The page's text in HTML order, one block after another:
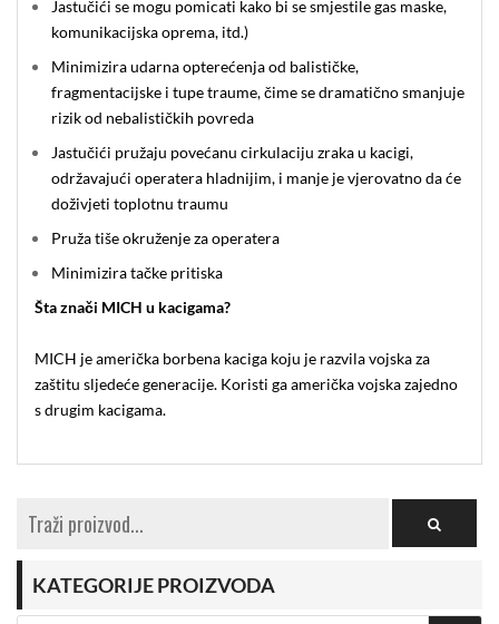
Jastučići se mogu pomicati kako bi se smjestile gas maske,
komunikacijska oprema, itd.)
Minimizira udarna opterećenja od balističke,
fragmentacijske i tupe traume, čime se dramatično smanjuje
rizik od nebalističkih povreda
Jastučići pružaju povećanu cirkulaciju zraka u kacigi,
održavajući operatera hladnijim, i manje je vjerovatno da će
doživjeti toplotnu traumu
Pruža tiše okruženje za operatera
Minimizira tačke pritiska
Šta znači MICH u kacigama?
MICH je američka borbena kaciga koju je razvila vojska za
zaštitu sljedeće generacije. Koristi ga američka vojska zajedno
s drugim kacigama.
KATEGORIJE PROIZVODA